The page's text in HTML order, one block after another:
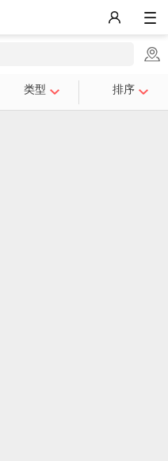
类型 排序